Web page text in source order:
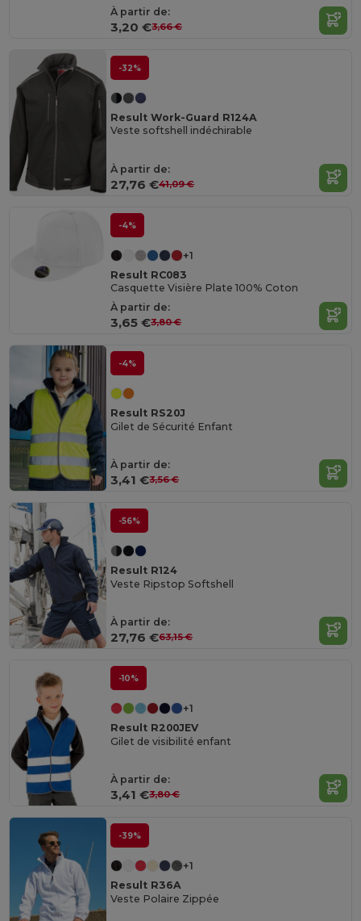
À partir de:
3,20 €3,66 €
-32%
Result Work-Guard R124A
Veste softshell indéchirable
À partir de:
27,76 €41,09 €
-4%
+1
Result RC083
Casquette Visière Plate 100% Coton
À partir de:
3,65 €3,80 €
-4%
Result RS20J
Gilet de Sécurité Enfant
À partir de:
3,41 €3,56 €
-56%
Result R124
Veste Ripstop Softshell
À partir de:
27,76 €63,15 €
-10%
+1
Result R200JEV
Gilet de visibilité enfant
À partir de:
3,41 €3,80 €
-39%
+1
Result R36A
Veste Polaire Zippée